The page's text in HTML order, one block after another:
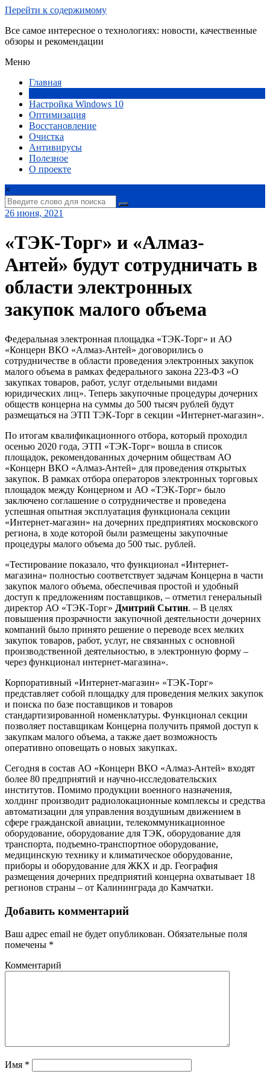
Перейти к содержимому
Все самое интересное о технологиях: новости, качественные
обзоры и рекомендации
Меню
Главная
Настройка Windows 10
Оптимизация
Восстановление
Очистка
Антивирусы
Полезное
О проекте
×
26 июня, 2021
«ТЭК-Торг» и «Алмаз-
Антей» будут сотрудничать в
области электронных
закупок малого объема
Федеральная электронная площадка «ТЭК-Торг» и АО
«Концерн ВКО «Алмаз-Антей» договорились о
сотрудничестве в области проведения электронных закупок
малого объема в рамках федерального закона 223-ФЗ «О
закупках товаров, работ, услуг отдельными видами
юридических лиц». Теперь закупочные процедуры дочерних
обществ концерна на суммы до 500 тысяч рублей будут
размещаться на ЭТП ТЭК-Торг в секции «Интернет-магазин».
По итогам квалификационного отбора, который проходил
осенью 2020 года, ЭТП «ТЭК-Торг» вошла в список
площадок, рекомендованных дочерним обществам АО
«Концерн ВКО «Алмаз-Антей» для проведения открытых
закупок. В рамках отбора операторов электронных торговых
площадок между Концерном и АО «ТЭК-Торг» было
заключено соглашение о сотрудничестве и проведена
успешная опытная эксплуатация функционала секции
«Интернет-магазин» на дочерних предприятиях московского
региона, в ходе которой были размещены закупочные
процедуры малого объема до 500 тыс. рублей.
«Тестирование показало, что функционал «Интернет-
магазина» полностью соответствует задачам Концерна в части
закупок малого объема, обеспечивая простой и удобный
доступ к предложениям поставщиков, – отметил генеральный
директор АО «ТЭК-Торг» Дмитрий Сытин. – В целях
повышения прозрачности закупочной деятельности дочерних
компаний было принято решение о переводе всех мелких
закупок товаров, работ, услуг, не связанных с основной
производственной деятельностью, в электронную форму –
через функционал интернет-магазина».
Корпоративный «Интернет-магазин» «ТЭК-Торг»
представляет собой площадку для проведения мелких закупок
и поиска по базе поставщиков и товаров
стандартизированной номенклатуры. Функционал секции
позволяет поставщикам Концерна получить прямой доступ к
закупкам малого объема, а также дает возможность
оперативно оповещать о новых закупках.
Сегодня в состав АО «Концерн ВКО «Алмаз-Антей» входят
более 80 предприятий и научно-исследовательских
институтов. Помимо продукции военного назначения,
холдинг производит радиолокационные комплексы и средства
автоматизации для управления воздушным движением в
сфере гражданской авиации, телекоммуникационное
оборудование, оборудование для ТЭК, оборудование для
транспорта, подъемно-транспортное оборудование,
медицинскую технику и климатическое оборудование,
приборы и оборудование для ЖКХ и др. География
размещения дочерних предприятий концерна охватывает 18
регионов страны – от Калининграда до Камчатки.
Добавить комментарий
Ваш адрес email не будет опубликован. Обязательные поля
помечены *
Комментарий
Имя *